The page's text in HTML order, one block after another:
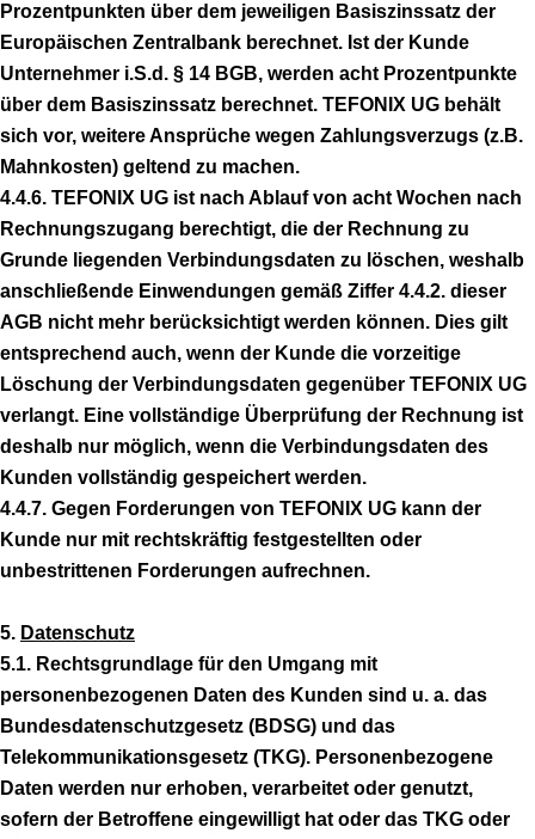
Prozentpunkten über dem jeweiligen Basiszinssatz der
Europäischen Zentralbank berechnet. Ist der Kunde
Unternehmer i.S.d. § 14 BGB, werden acht Prozentpunkte
über dem Basiszinssatz berechnet. TEFONIX UG behält
sich vor, weitere Ansprüche wegen Zahlungsverzugs (z.B.
Mahnkosten) geltend zu machen.
4.4.6. TEFONIX UG ist nach Ablauf von acht Wochen nach
Rechnungszugang berechtigt, die der Rechnung zu
Grunde liegenden Verbindungsdaten zu löschen, weshalb
anschließende Einwendungen gemäß Ziffer 4.4.2. dieser
AGB nicht mehr berücksichtigt werden können. Dies gilt
entsprechend auch, wenn der Kunde die vorzeitige
Löschung der Verbindungsdaten gegenüber TEFONIX UG
verlangt. Eine vollständige Überprüfung der Rechnung ist
deshalb nur möglich, wenn die Verbindungsdaten des
Kunden vollständig gespeichert werden.
4.4.7. Gegen Forderungen von TEFONIX UG kann der
Kunde nur mit rechtskräftig festgestellten oder
unbestrittenen Forderungen aufrechnen.
5. Datenschutz
5.1. Rechtsgrundlage für den Umgang mit
personenbezogenen Daten des Kunden sind u. a. das
Bundesdatenschutzgesetz (BDSG) und das
Telekommunikationsgesetz (TKG). Personenbezogene
Daten werden nur erhoben, verarbeitet oder genutzt,
sofern der Betroffene eingewilligt hat oder das TKG oder